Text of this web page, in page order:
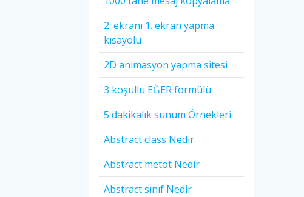
2. ekranı 1. ekran yapma
kısayolu
2D animasyon yapma sitesi
3 koşullu EĞER formülü
5 dakikalık sunum Örnekleri
Abstract class Nedir
Abstract metot Nedir
Abstract sınıf Nedir